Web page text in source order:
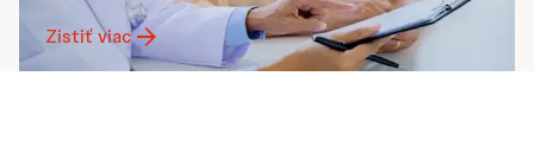
Zistiť viac